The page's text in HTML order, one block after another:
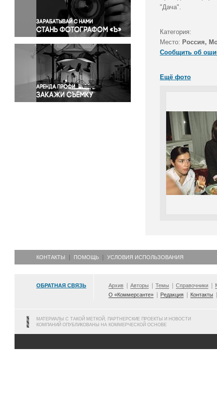
Правосудие
Происшествия и конфликты
Религия
Светская жизнь
Спорт
Экология
Экономика и бизнес
"Дача".
Категория:
Место: Россия,
Сообщить об
Ещё фото
КОНТАКТЫ ПОМОЩЬ УСЛОВИЯ ИСПОЛЬЗОВАНИЯ
ОБРАТНАЯ СВЯЗЬ Архив Авторы Темы Справочники
О «Коммерсанте»
Редакция Контакты
МАТЕРИАЛЫ С ТАКОЙ МЕТКОЙ, ПАРТНЕРСКИЕ ПРОЕКТЫ И НОВОСТИ
КОМПАНИЙ ОПУБЛИКОВАНЫ НА КОММЕРЧЕСКОЙ ОСНОВЕ